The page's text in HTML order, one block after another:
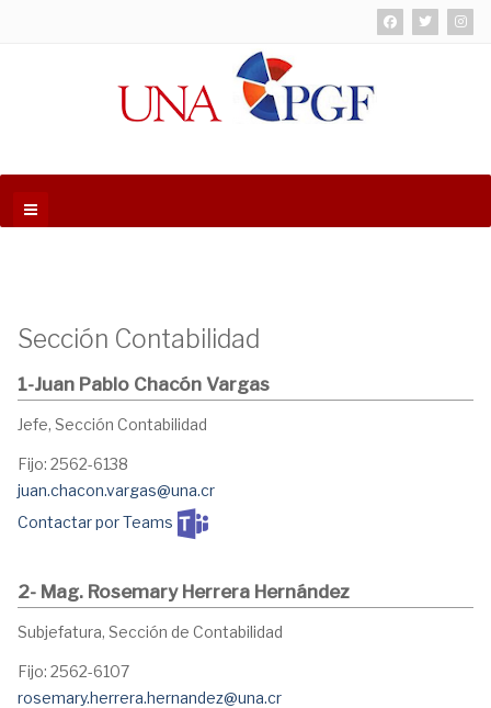
Sección Contabilidad
1-Juan Pablo Chacón Vargas
Jefe, Sección Contabilidad
Fijo: 2562-6138
juan.chacon.vargas@una.cr
Contactar por Teams
2- Mag. Rosemary Herrera Hernández
Subjefatura, Sección de Contabilidad
Fijo: 2562-6107
rosemary.herrera.hernandez@una.cr